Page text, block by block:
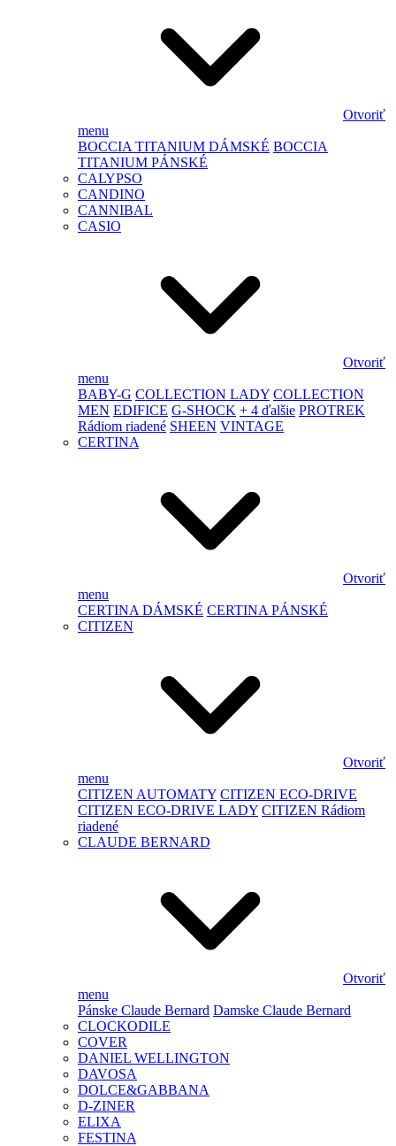
Otvoriť
menu
BOCCIA TITANIUM DÁMSKÉ BOCCIA
TITANIUM PÁNSKÉ
CALYPSO
CANDINO
CANNIBAL
CASIO
Otvoriť
menu
BABY-G COLLECTION LADY COLLECTION
MEN EDIFICE G-SHOCK + 4 ďalšie PROTREK
Rádiom riadené SHEEN VINTAGE
CERTINA
Otvoriť
menu
CERTINA DÁMSKÉ CERTINA PÁNSKÉ
CITIZEN
Otvoriť
menu
CITIZEN AUTOMATY CITIZEN ECO-DRIVE
CITIZEN ECO-DRIVE LADY CITIZEN Rádiom
riadené
CLAUDE BERNARD
Otvoriť
menu
Pánske Claude Bernard Damske Claude Bernard
CLOCKODILE
COVER
DANIEL WELLINGTON
DAVOSA
DOLCE&GABBANA
D-ZINER
ELIXA
FESTINA